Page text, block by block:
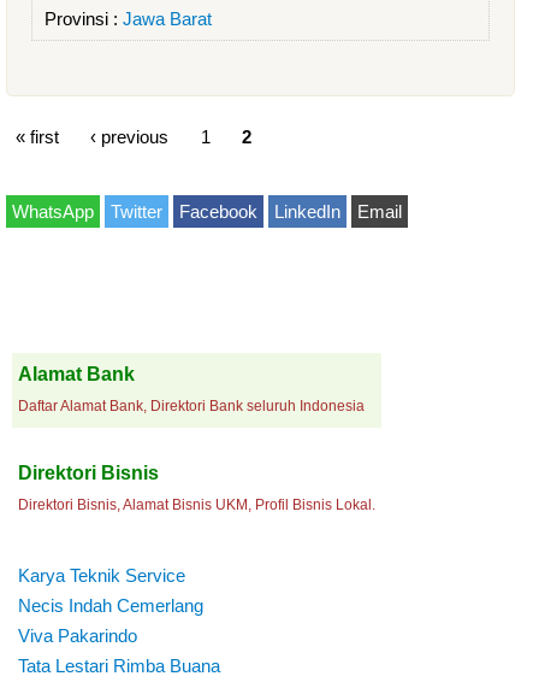
Provinsi : Jawa Barat
« first ‹ previous 1 2
WhatsApp Twitter Facebook LinkedIn Email
Alamat Bank
Daftar Alamat Bank, Direktori Bank seluruh Indonesia
Direktori Bisnis
Direktori Bisnis, Alamat Bisnis UKM, Profil Bisnis Lokal.
Karya Teknik Service
Necis Indah Cemerlang
Viva Pakarindo
Tata Lestari Rimba Buana